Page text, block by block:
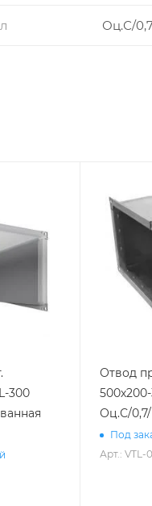
Оц.С/
300
Отвод
Оц.С/
Под
Арт.: VTL-